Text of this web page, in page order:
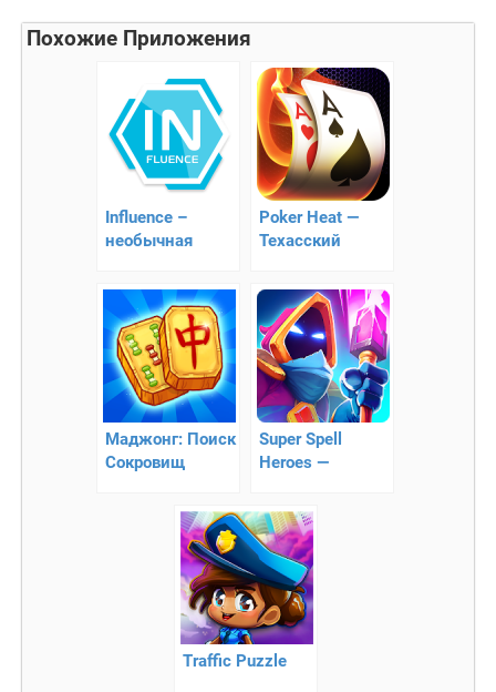
Похожие Приложения
Influence –
необычная
Poker Heat —
Техасский
Маджонг: Поиск
Сокровищ
Super Spell
Heroes —
головоломка
Traffic Puzzle